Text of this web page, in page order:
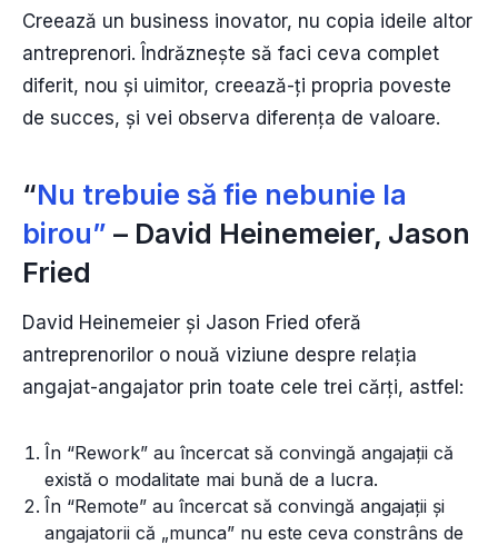
Creează un business inovator, nu copia ideile altor
antreprenori. Îndrăznește să faci ceva complet
diferit, nou și uimitor, creează-ți propria poveste
de succes, și vei observa diferența de valoare.
“Nu trebuie să fie nebunie la
birou” – David Heinemeier, Jason
Fried
David Heinemeier și Jason Fried oferă
antreprenorilor o nouă viziune despre relația
angajat-angajator prin toate cele trei cărți, astfel:
În “Rework” au încercat să convingă angajații că
există o modalitate mai bună de a lucra.
În “Remote” au încercat să convingă angajații și
angajatorii că „munca” nu este ceva constrâns de